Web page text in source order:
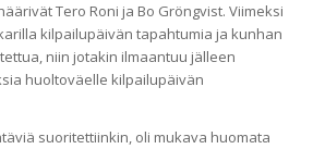
Tero Roni ja Bo Gröngvist. Viimeksi
kilpailupäivän tapahtumia ja kunhan
niin jotakin ilmaantuu jälleen
huoltoväelle kilpailupäivän
suoritettiinkin, oli mukava huomata